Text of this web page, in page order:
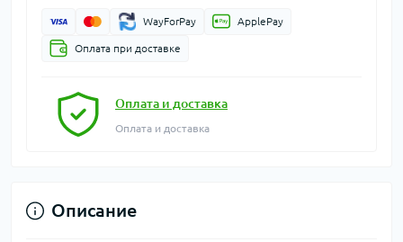
WayForPay ApplePay
Оплата при доставке
Оплата и доставка
Оплата и доставка
Описание